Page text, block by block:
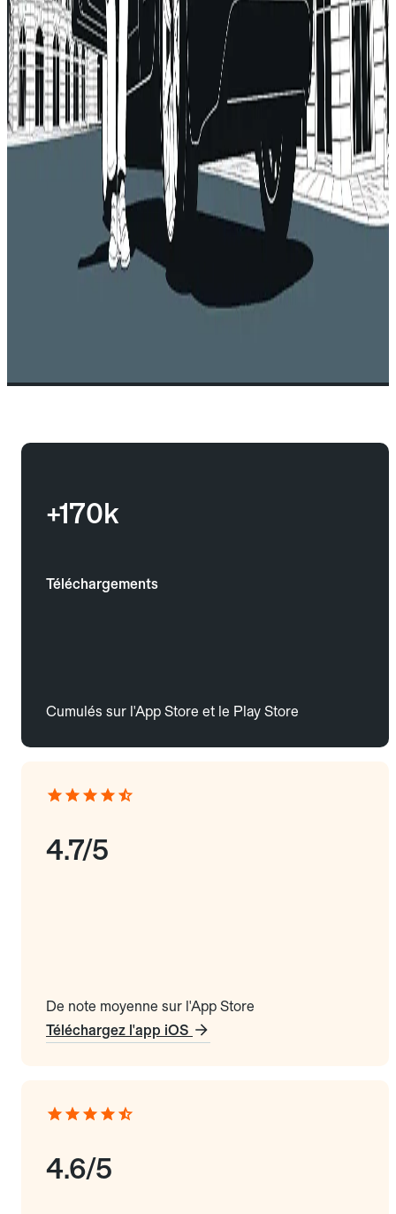
+170k
Téléchargements
Cumulés sur l'App Store et le Play Store
4.7/5
De note moyenne sur l'App Store
Téléchargez l'app iOS
4.6/5